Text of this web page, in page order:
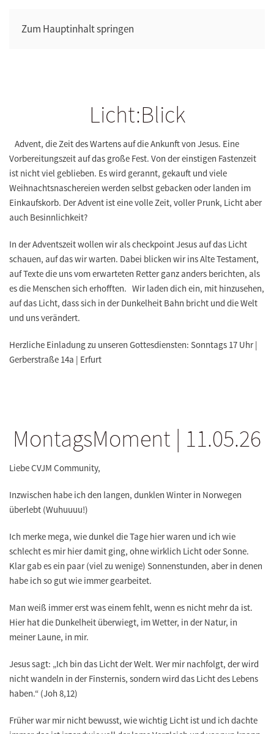
Zum Hauptinhalt springen
Licht:Blick
Advent, die Zeit des Wartens auf die Ankunft von Jesus. Eine
Vorbereitungszeit auf das große Fest. Von der einstigen Fastenzeit
ist nicht viel geblieben. Es wird gerannt, gekauft und viele
Weihnachtsnaschereien werden selbst gebacken oder landen im
Einkaufskorb. Der Advent ist eine volle Zeit, voller Prunk, Licht aber
auch Besinnlichkeit?
In der Adventszeit wollen wir als checkpoint Jesus auf das Licht
schauen, auf das wir warten. Dabei blicken wir ins Alte Testament,
auf Texte die uns vom erwarteten Retter ganz anders berichten, als
es die Menschen sich erhofften. Wir laden dich ein, mit hinzusehen,
auf das Licht, dass sich in der Dunkelheit Bahn bricht und die Welt
und uns verändert.
Herzliche Einladung zu unseren Gottesdiensten: Sonntags 17 Uhr |
Gerberstraße 14a | Erfurt
MontagsMoment | 11.05.26
Liebe CVJM Community,
Inzwischen habe ich den langen, dunklen Winter in Norwegen
überlebt (Wuhuuuu!)
Ich merke mega, wie dunkel die Tage hier waren und ich wie
schlecht es mir hier damit ging, ohne wirklich Licht oder Sonne.
Klar gab es ein paar (viel zu wenige) Sonnenstunden, aber in denen
habe ich so gut wie immer gearbeitet.
Man weiß immer erst was einem fehlt, wenn es nicht mehr da ist.
Hier hat die Dunkelheit überwiegt, im Wetter, in der Natur, in
meiner Laune, in mir.
Jesus sagt: „Ich bin das Licht der Welt. Wer mir nachfolgt, der wird
nicht wandeln in der Finsternis, sondern wird das Licht des Lebens
haben.“ (Joh 8,12)
Früher war mir nicht bewusst, wie wichtig Licht ist und ich dachte